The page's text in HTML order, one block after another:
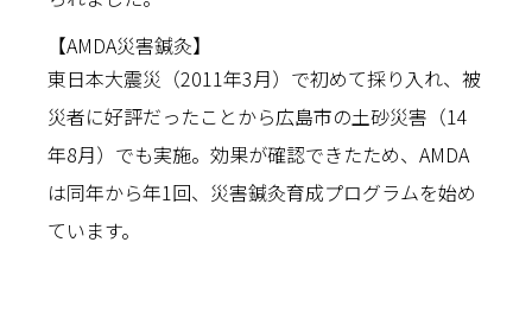
【AMDA災害鍼灸】
東日本大震災（2011年3月）で初めて採り入れ、被
災者に好評だったことから広島市の土砂災害（14
年8月）でも実施。効果が確認できたため、AMDA
は同年から年1回、災害鍼灸育成プログラムを始め
ています。